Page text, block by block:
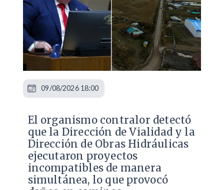
El organismo contralor detectó
que la Dirección de Vialidad y la
Dirección de Obras Hidráulicas
ejecutaron proyectos
incompatibles de manera
simultánea, lo que provocó
09/08/2026 18:00